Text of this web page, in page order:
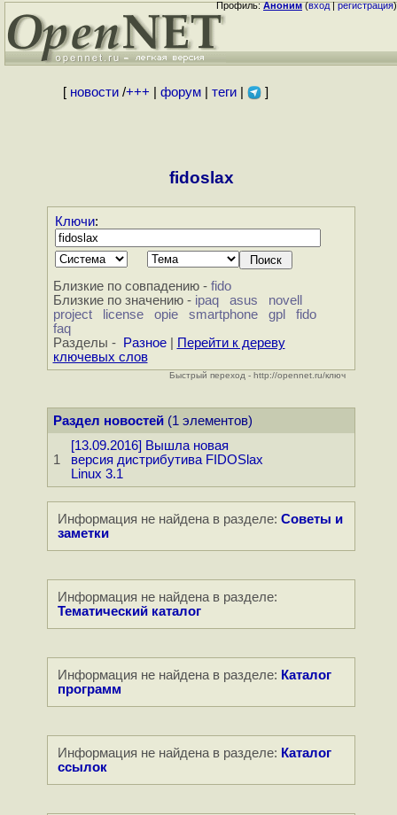
Профиль:Аноним(вход|регистрация)
[ новости/+++ форум| теги| ]
fidoslax
Ключи:
Близкие по совпадению - fido
Близкие по значению - ipaq asus
novell
project
license opie smartphone gpl
fido
faq
Разделы -
Разное|
Перейти к дереву
ключевых слов
Быстрый переход - http://opennet.ru/ключ
Раздел новостей(1 элементов)
1
[13.09.2016] Вышла новая
версия дистрибутива FIDOSlax
Linux 3.1
Информация не найдена в разделе: Советы и
заметки
Информация не найдена в разделе:
Тематический каталог
Информация не найдена в разделе: Каталог
программ
Информация не найдена в разделе: Каталог
ссылок